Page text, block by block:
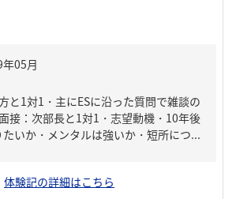
と1対1・主にESに沿った質問で雑談の
接：次部長と1対1・志望動機・10年後
いか・メンタルは強いか・短所につ...
体験記の詳細はこちら